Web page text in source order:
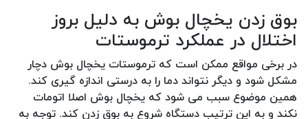
بوق زدن یخچال بوش به دلیل بروز
اختلال در عملکرد ترموستات
در برخی مواقع ممکن است که ترموستات یخچال بوش دچار
مشکل شود و دیگر نتواند دما را به درستی اندازه گیری کند.
همین موضوع سبب می شود که یخچال بوش اصلا اتومات
نکند و به این ترتیب دستگاه شروع به بوق زدن کند. توجه به